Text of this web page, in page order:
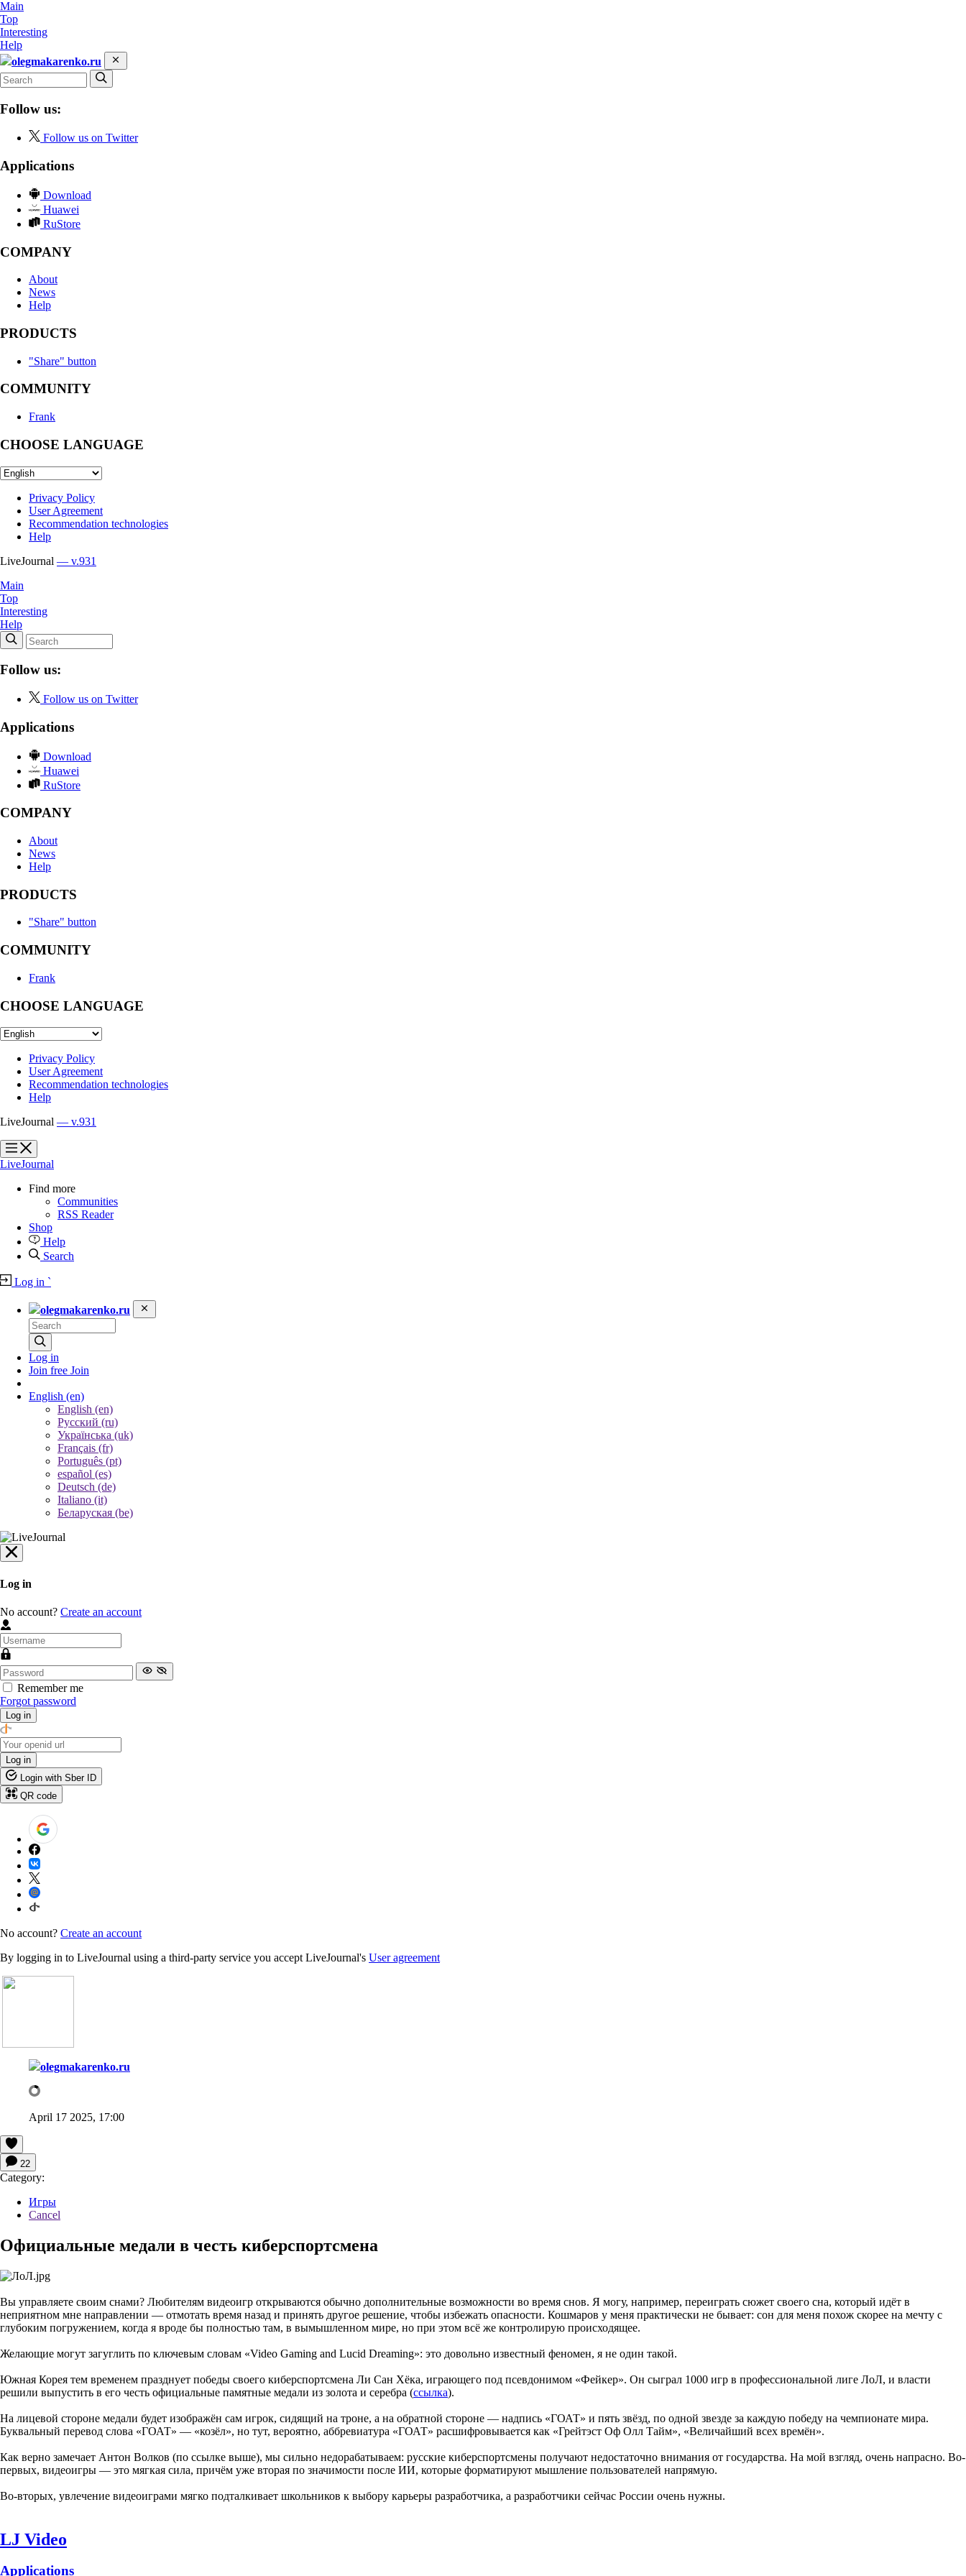
Main
Top
Interesting
Help
olegmakarenko.ru
Follow us:
Follow us on Twitter
Applications
Download
Huawei
RuStore
COMPANY
About
News
Help
PRODUCTS
"Share" button
COMMUNITY
Frank
CHOOSE LANGUAGE
Privacy Policy
User Agreement
Recommendation technologies
Help
LiveJournal — v.931
Main
Top
Interesting
Help
Follow us:
Follow us on Twitter
Applications
Download
Huawei
RuStore
COMPANY
About
News
Help
PRODUCTS
"Share" button
COMMUNITY
Frank
CHOOSE LANGUAGE
Privacy Policy
User Agreement
Recommendation technologies
Help
LiveJournal — v.931
?
?
LiveJournal
Find more
Communities
RSS Reader
Shop
Help
Search
Log in `
olegmakarenko.ru
Log in
Join free Join
English (en)
English (en)
Русский (ru)
Українська (uk)
Français (fr)
Português (pt)
español (es)
Deutsch (de)
Italiano (it)
Беларуская (be)
Log in
No account? Create an account
Remember me
Forgot password
Log in
Log in
Login with Sber ID
QR code
No account? Create an account
By logging in to LiveJournal using a third-party service you accept LiveJournal's User agreement
olegmakarenko.ru
April 17 2025, 17:00
22
Category:
Игры
Cancel
Официальные медали в честь киберспортсмена
Вы управляете своим снами? Любителям видеоигр открываются обычно дополнительные возможности во время снов. Я могу, например, переиграть сюжет своего сна, который идёт в
неприятном мне направлении — отмотать время назад и принять другое решение, чтобы избежать опасности. Кошмаров у меня практически не бывает: сон для меня похож скорее на мечту с
глубоким погружением, когда я вроде бы полностью там, в вымышленном мире, но при этом всё же контролирую происходящее.
Желающие могут загуглить по ключевым словам «Video Gaming and Lucid Dreaming»: это довольно известный феномен, я не один такой.
Южная Корея тем временем празднует победы своего киберспортсмена Ли Сан Хёка, играющего под псевдонимом «Фейкер». Он сыграл 1000 игр в профессиональной лиге ЛоЛ, и власти
решили выпустить в его честь официальные памятные медали из золота и серебра (ссылка).
На лицевой стороне медали будет изображён сам игрок, сидящий на троне, а на обратной стороне — надпись «ГОАТ» и пять звёзд, по одной звезде за каждую победу на чемпионате мира.
Буквальный перевод слова «ГОАТ» — «козёл», но тут, вероятно, аббревиатура «ГОАТ» расшифровывается как «Грейтэст Оф Олл Тайм», «Величайший всех времён».
Как верно замечает Антон Волков (по ссылке выше), мы сильно недорабатываем: русские киберспортсмены получают недостаточно внимания от государства. На мой взгляд, очень напрасно. Во-
первых, видеоигры — это мягкая сила, причём уже вторая по значимости после ИИ, которые форматируют мышление пользователей напрямую.
Во-вторых, увлечение видеоиграми мягко подталкивает школьников к выбору карьеры разработчика, а разработчики сейчас России очень нужны.
LJ Video
Applications